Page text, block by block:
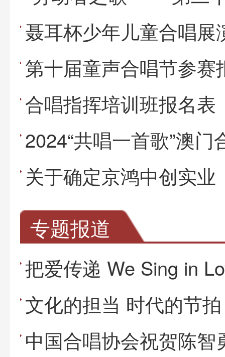
聂耳杯少年儿童合唱展
第十届童声合唱节参赛
合唱指挥培训班报名表
专题报道
把爱传递 We Sing in